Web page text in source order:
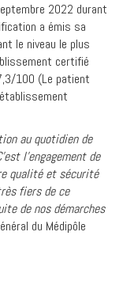
2022 durant
a émis sa
le niveau le plus
certifié
100 (Le patient
au quotidien de
l’engagement de
qualité et sécurité
fiers de ce
de nos démarches
du Médipôle